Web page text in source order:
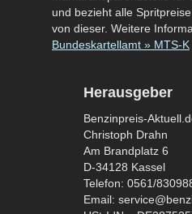
und bezieht alle
von dieser. Weitere
Bundeskartellamt » MTS-K
Herausgeber
Benzinpreis-
Christoph Drahn
Am Brandplatz 6
D-34128 Kassel
Telefon: 0561/
Email: